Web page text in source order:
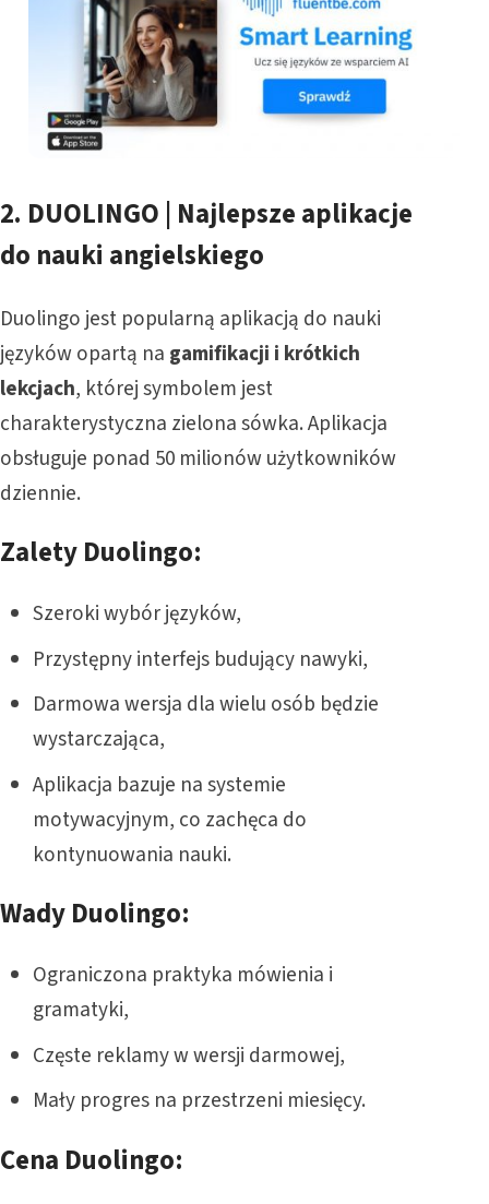
2. DUOLINGO | Najlepsze aplikacje
do nauki angielskiego
Duolingo jest popularną aplikacją do nauki
języków opartą na gamifikacji i krótkich
lekcjach, której symbolem jest
charakterystyczna zielona sówka. Aplikacja
obsługuje ponad 50 milionów użytkowników
dziennie.
Zalety Duolingo:
Szeroki wybór języków,
Przystępny interfejs budujący nawyki,
Darmowa wersja dla wielu osób będzie
wystarczająca,
Aplikacja bazuje na systemie
motywacyjnym, co zachęca do
kontynuowania nauki.
Wady Duolingo:
Ograniczona praktyka mówienia i
gramatyki,
Częste reklamy w wersji darmowej,
Mały progres na przestrzeni miesięcy.
Cena Duolingo: